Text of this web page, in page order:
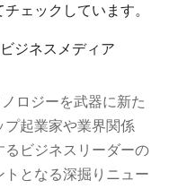
ェックしています。
ジネスメディア
ロジーを武器に新た
起業家や業界関係
ビジネスリーダーの
となる深掘りニュー